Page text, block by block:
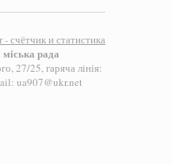
рада
27/25, гаряча лінія:
ua907@ukr.net